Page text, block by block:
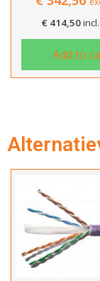
€ 414,50
Add to
Dit